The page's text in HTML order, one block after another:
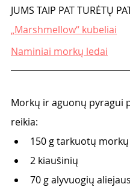
JUMS TAIP PAT TURĖTŲ
„Marshmellow“ kubeliai
Naminiai morkų ledai
Morkų ir aguonų pyragui
reikia:
150 g tarkuotų morkų
2 kiaušinių
70 g alyvuogių aliejaus